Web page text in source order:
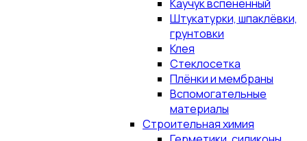
Каучук вспененный
Штукатурки, шпаклёвки,
грунтовки
Клея
Стеклосетка
Плёнки и мембраны
Вспомогательные
материалы
Строительная химия